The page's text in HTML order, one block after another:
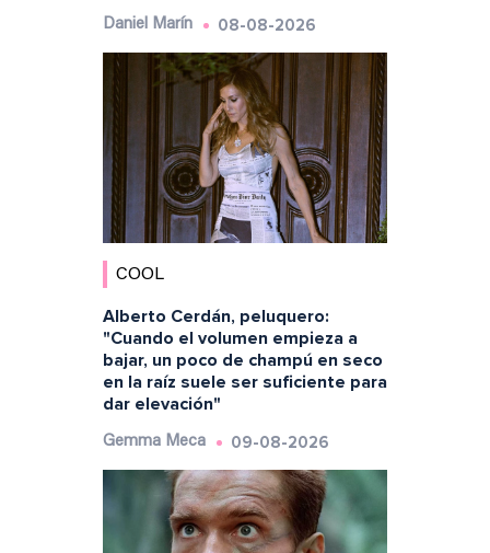
Daniel Marín 08-08-2026
COOL
Alberto Cerdán, peluquero:
"Cuando el volumen empieza a
bajar, un poco de champú en seco
en la raíz suele ser suficiente para
dar elevación"
Gemma Meca 09-08-2026